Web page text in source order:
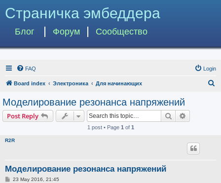
Страничка эмбеддера
Блог Форум Сообщество
FAQ Login
Board index Электроника Для начинающих
Моделирование резонанса напряжений
Post Reply Search
1 post • Page 1 of 1
R2R
Моделирование резонанса напряжений
P23 May 2016, 21:45